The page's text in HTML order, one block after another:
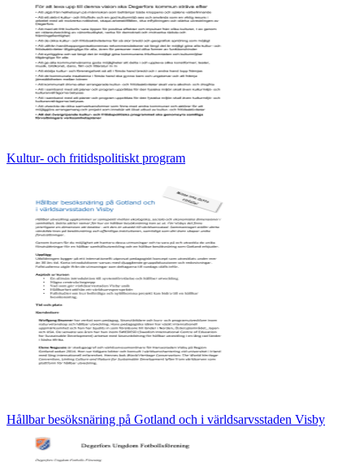
Kultur- och fritidspolitiskt program
Hållbar besöksnäring på Gotland och i världsarvsstaden Visby